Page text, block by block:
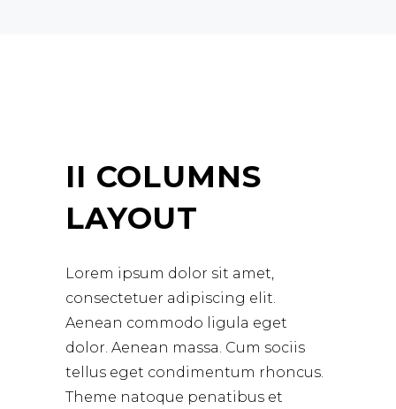
II COLUMNS
LAYOUT
Lorem ipsum dolor sit amet,
consectetuer adipiscing elit.
Aenean commodo ligula eget
dolor. Aenean massa. Cum sociis
tellus eget condimentum rhoncus.
Theme natoque penatibus et